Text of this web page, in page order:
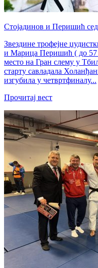
Стојадинов и Перишић
Звездине трофејне
и Марица Перишић ( до 57
место на Гран слему у
старту савладала
изгубила у четвртфиналу...
Прочитај вест